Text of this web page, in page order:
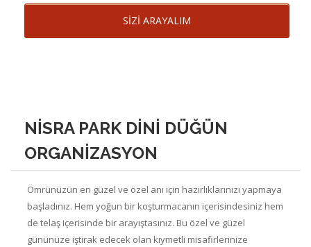
NİSRA PARK DİNİ DÜĞÜN
ORGANİZASYON
Ömrünüzün en güzel ve özel anı için hazırlıklarınızı yapmaya
başladınız. Hem yoğun bir koşturmacanın içerisindesiniz hem
de telaş içerisinde bir arayıştasınız. Bu özel ve güzel
gününüze iştirak edecek olan kıymetli misafirlerinize